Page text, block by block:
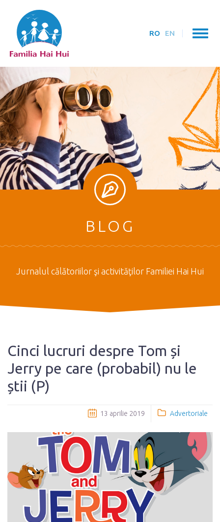
RO EN
BLOG
Jurnalul călătoriilor şi activităţilor Familiei Hai Hui
Cinci lucruri despre Tom și
Jerry pe care (probabil) nu le
știi (P)
13 aprilie 2019 Advertoriale